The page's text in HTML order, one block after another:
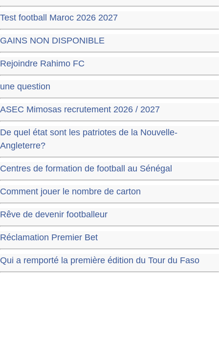
Test football Maroc 2026 2027
GAINS NON DISPONIBLE
Rejoindre Rahimo FC
une question
ASEC Mimosas recrutement 2026 / 2027
De quel état sont les patriotes de la Nouvelle-
Angleterre?
Centres de formation de football au Sénégal
Comment jouer le nombre de carton
Rêve de devenir footballeur
Réclamation Premier Bet
Qui a remporté la première édition du Tour du Faso